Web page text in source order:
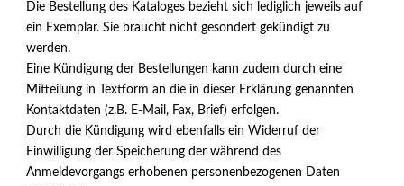
Die Bestellung des Kataloges bezieht sich lediglich jeweils auf
ein Exemplar. Sie braucht nicht gesondert gekündigt zu
werden.
Eine Kündigung der Bestellungen kann zudem durch eine
Mitteilung in Textform an die in dieser Erklärung genannten
Kontaktdaten (z.B. E-Mail, Fax, Brief) erfolgen.
Durch die Kündigung wird ebenfalls ein Widerruf der
Einwilligung der Speicherung der während des
Anmeldevorgangs erhobenen personenbezogenen Daten